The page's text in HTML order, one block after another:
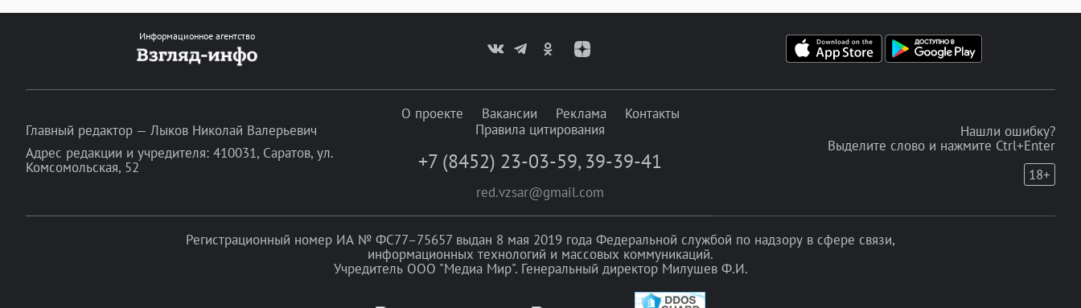
Информационное агентство
Главный редактор — Лыков Николай Валерьевич
Адрес редакции и учредителя: 410031, Саратов, ул.
Комсомольская, 52
О проекте Вакансии Реклама
Контакты
Правила цитирования
+7 (8452) 23-03-59, 39-39-41
red.vzsar@gmail.com
Нашли ошибку?
Выделите слово и нажмите Ctrl+Enter
18+
Регистрационный номер ИА № ФС77–75657 выдан 8 мая 2019 года Федеральной службой по надзору в сфере связи,
информационных технологий и массовых коммуникаций.
Учредитель ООО "Медиа Мир". Генеральный директор Милушев Ф.И.